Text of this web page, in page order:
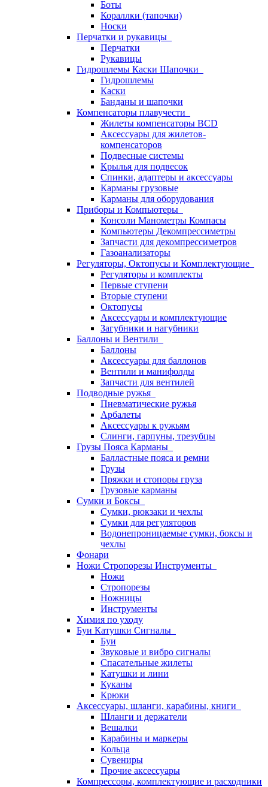
Боты
Кораллки (тапочки)
Носки
Перчатки и рукавицы
Перчатки
Рукавицы
Гидрошлемы Каски Шапочки
Гидрошлемы
Каски
Банданы и шапочки
Компенсаторы плавучести
Жилеты компенсаторы BCD
Аксессуары для жилетов-
компенсаторов
Подвесные системы
Крылья для подвесок
Спинки, адаптеры и аксессуары
Карманы грузовые
Карманы для оборудования
Приборы и Компьютеры
Консоли Манометры Компасы
Компьютеры Декомпрессиметры
Запчасти для декомпрессиметров
Газоанализаторы
Регуляторы, Октопусы и Комплектующие
Регуляторы и комплекты
Первые ступени
Вторые ступени
Октопусы
Аксессуары и комплектующие
Загубники и нагубники
Баллоны и Вентили
Баллоны
Аксессуары для баллонов
Вентили и манифолды
Запчасти для вентилей
Подводные ружья
Пневматические ружья
Арбалеты
Аксессуары к ружьям
Слинги, гарпуны, трезубцы
Грузы Пояса Карманы
Балластные пояса и ремни
Грузы
Пряжки и стопоры груза
Грузовые карманы
Сумки и Боксы
Сумки, рюкзаки и чехлы
Сумки для регуляторов
Водонепроницаемые сумки, боксы и
чехлы
Фонари
Ножи Стропорезы Инструменты
Ножи
Стропорезы
Ножницы
Инструменты
Химия по уходу
Буи Катушки Сигналы
Буи
Звуковые и вибро сигналы
Спасательные жилеты
Катушки и лини
Куканы
Крюки
Аксессуары, шланги, карабины, книги
Шланги и держатели
Вешалки
Карабины и маркеры
Кольца
Сувениры
Прочие аксессуары
Компрессоры, комплектующие и расходники